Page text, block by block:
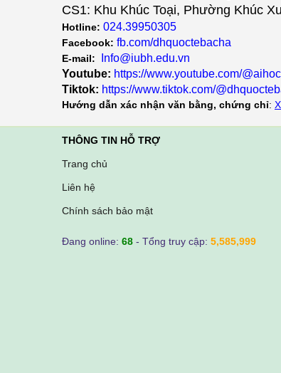
CS1: Khu Khúc Toại, Phường Khúc
Hotline: 024.39950305
Facebook: fb.com/dhquoctebacha
E-mail:
Info@iubh.edu.vn
Youtube: https://www.youtube.com/
Tiktok: https://www.tiktok.com/
Hướng dẫn xác nhận văn bằng, chứng chỉ:
THÔNG TIN HỖ TRỢ
Trang chủ
Liên hệ
Chính sách bảo mật
Đang online: 68 - Tổng truy cập: 5,585,999